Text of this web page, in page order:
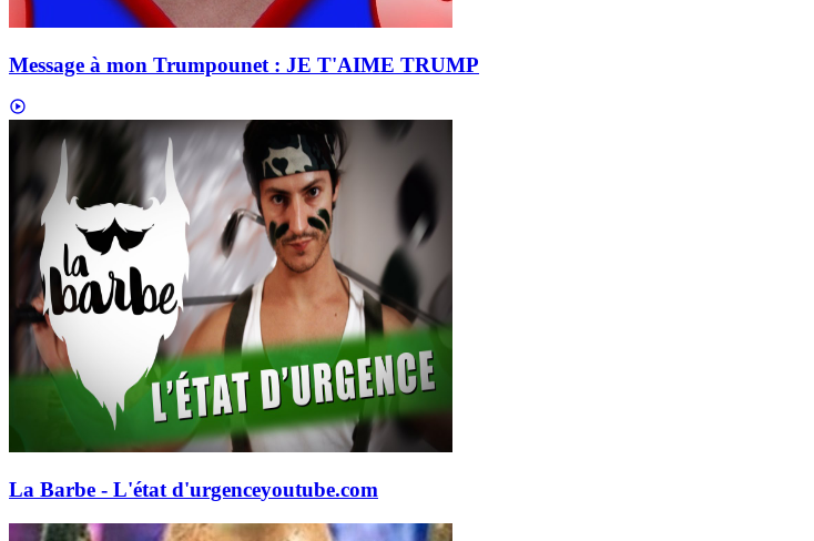
Message à mon Trumpounet : JE T'AIME TRUMP
La Barbe - L'état d'urgenceyoutube.com